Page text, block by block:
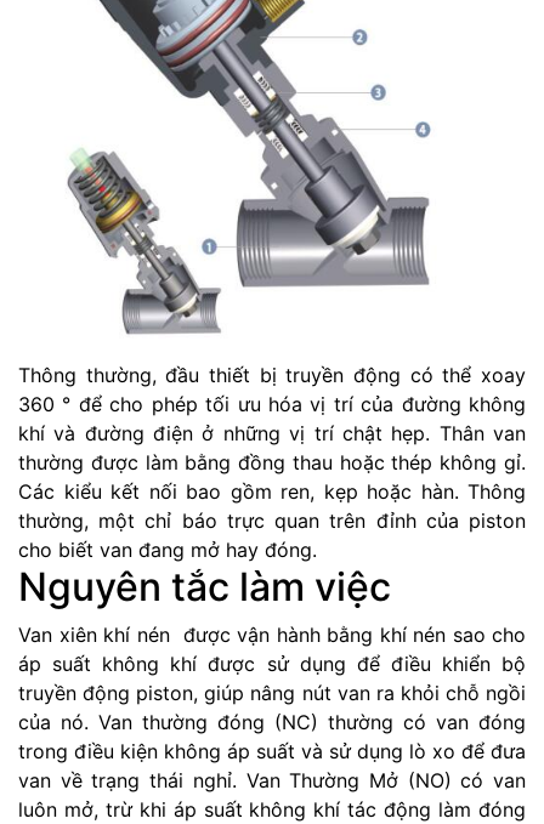
Thông thường, đầu thiết bị truyền động có thể xoay
360 ° để cho phép tối ưu hóa vị trí của đường không
khí và đường điện ở những vị trí chật hẹp. Thân van
thường được làm bằng đồng thau hoặc thép không gỉ.
Các kiểu kết nối bao gồm ren, kẹp hoặc hàn. Thông
thường, một chỉ báo trực quan trên đỉnh của piston
cho biết van đang mở hay đóng.
Nguyên tắc làm việc
Van xiên khí nén được vận hành bằng khí nén sao cho
áp suất không khí được sử dụng để điều khiển bộ
truyền động piston, giúp nâng nút van ra khỏi chỗ ngồi
của nó. Van thường đóng (NC) thường có van đóng
trong điều kiện không áp suất và sử dụng lò xo để đưa
van về trạng thái nghỉ. Van Thường Mở (NO) có van
luôn mở, trừ khi áp suất không khí tác động làm đóng